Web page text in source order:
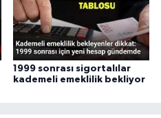
1999 sonrası sigortalılar
kademeli emeklilik bekliyor